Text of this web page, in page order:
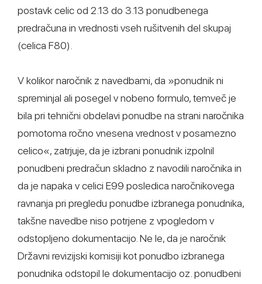
postavk celic od 2.13 do 3.13 ponudbenega
predračuna in vrednosti vseh rušitvenih del skupaj
(celica F80).
V kolikor naročnik z navedbami, da »ponudnik ni
spreminjal ali posegel v nobeno formulo, temveč je
bila pri tehnični obdelavi ponudbe na strani naročnika
pomotoma ročno vnesena vrednost v posamezno
celico«, zatrjuje, da je izbrani ponudnik izpolnil
ponudbeni predračun skladno z navodili naročnika in
da je napaka v celici E99 posledica naročnikovega
ravnanja pri pregledu ponudbe izbranega ponudnika,
takšne navedbe niso potrjene z vpogledom v
odstopljeno dokumentacijo. Ne le, da je naročnik
Državni revizijski komisiji kot ponudbo izbranega
ponudnika odstopil le dokumentacijo oz. ponudbeni